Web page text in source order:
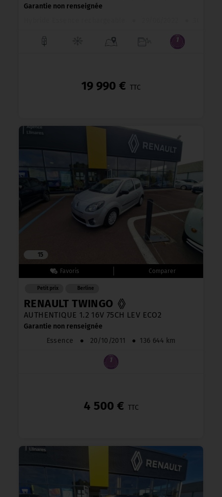
Garantie non renseignée
19 990 € TTC
15
Petit prix Berline
RENAULT TWINGO
AUTHENTIQUE 1.2 16V 75CH LEV ECO2
Garantie non renseignée
Essence
● 20/10/2011 ● 136 644 km
4 500 € TTC